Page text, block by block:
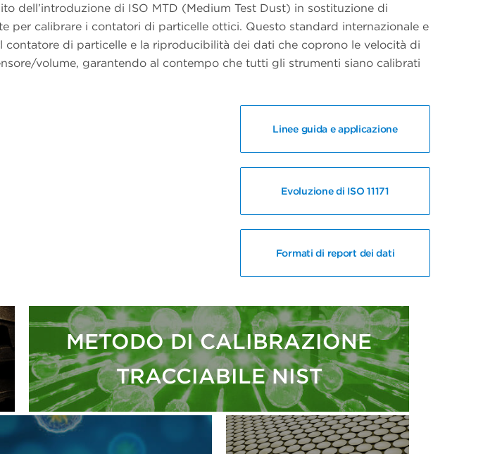
dell’introduzione di ISO MTD (Medium Test Dust) in sostituzione di
per calibrare i contatori di particelle ottici. Questo standard internazionale e
di particelle e la riproducibilità dei dati che coprono le velocità di
volume, garantendo al contempo che tutti gli strumenti siano calibrati
Linee guida e applicazione
Evoluzione di ISO 11171
Formati di report dei dati
METODO DI CALIBRAZIONE
TRACCIABILE NIST